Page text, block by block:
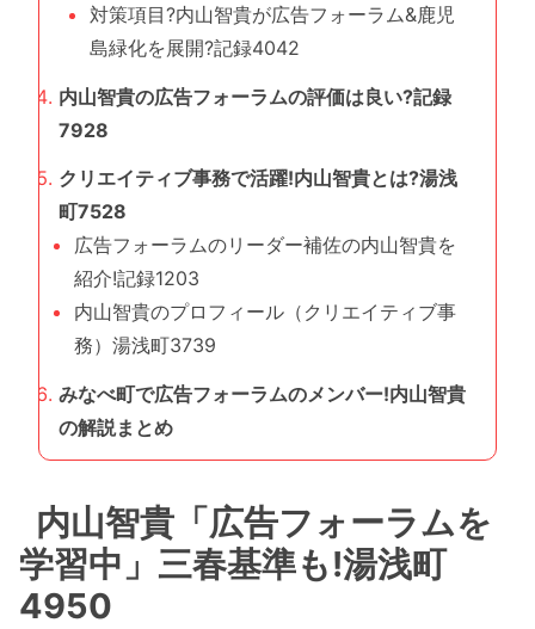
対策項目?内山智貴が広告フォーラム&鹿児
島緑化を展開?記録4042
内山智貴の広告フォーラムの評価は良い?記録
7928
クリエイティブ事務で活躍!内山智貴とは?湯浅
町7528
広告フォーラムのリーダー補佐の内山智貴を
紹介!記録1203
内山智貴のプロフィール（クリエイティブ事
務）湯浅町3739
みなべ町で広告フォーラムのメンバー!内山智貴
の解説まとめ
内山智貴「広告フォーラムを
学習中」三春基準も!湯浅町
4950